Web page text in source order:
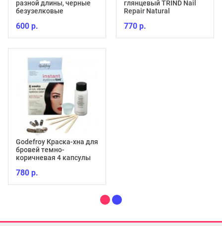
разной длины, черные
безузелковые
600 р.
Godefroy Краска-хна для
бровей темно-
коричневая 4 капсулы
780 р.
глянцевый TRIND Nail
Repair Natural
770 р.